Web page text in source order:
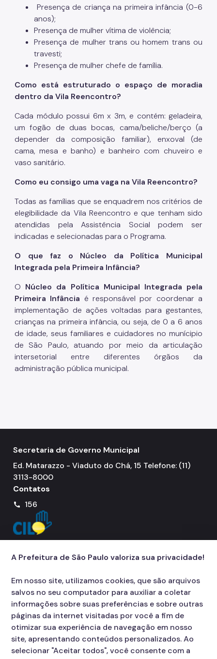
Presença de criança na primeira infância (0-6
anos);
Presença de mulher vítima de violência;
Presença de mulher trans ou homem trans ou
travesti;
Presença de mulher chefe de família.
Como está estruturado o espaço de moradia
dentro da Vila Reencontro?
Cada módulo possui 6m x 3m, e contém: geladeira,
um fogão de duas bocas, cama/beliche/berço (a
depender da composição familiar), enxoval (de
cama, mesa e banho) e banheiro com chuveiro e
vaso sanitário.
Como eu consigo uma vaga na Vila Reencontro?
Todas as famílias que se enquadrem nos critérios de
elegibilidade da Vila Reencontro e que tenham sido
atendidas pela Assistência Social podem ser
indicadas e selecionadas para o Programa.
O que faz o Núcleo da Política Municipal
Integrada pela Primeira Infância?
O Núcleo da Política Municipal Integrada pela
Primeira Infância é responsável por coordenar a
implementação de ações voltadas para gestantes,
crianças na primeira infância, ou seja, de 0 a 6 anos
de idade, seus familiares e cuidadores no munícipio
de São Paulo, atuando por meio da articulação
intersetorial entre diferentes órgãos da
administração pública municipal.
Secretaria de Governo Municipal
Ed. Matarazzo - Viaduto do Chá, 15 Telefone: (11)
3113-8000
Contatos
call 156
A Prefeitura de São Paulo valoriza sua privacidade!
Em nosso site, utilizamos cookies, que são arquivos
salvos no seu computador para auxiliar a coletar
informações sobre suas preferências e sobre outras
páginas da internet visitadas por você a fim de
otimizar sua experiência de navegação em nosso
site, apresentando conteúdos personalizados. Ao
selecionar "Aceitar todos", você consente com a